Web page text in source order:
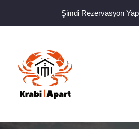
Şimdi Rezervasyon Yap